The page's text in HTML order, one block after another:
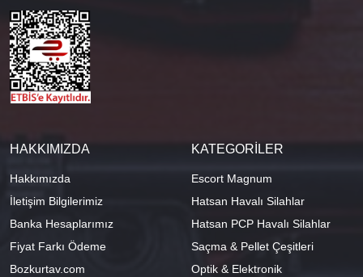
HAKKIMIZDA
Hakkımızda
İletişim Bilgilerimiz
Banka Hesaplarımız
Fiyat Farkı Ödeme
Bozkurtav.com
KATEGORİLER
Escort Magnum
Hatsan Havalı Silahlar
Hatsan PCP Havalı Silahlar
Saçma & Pellet Çeşitleri
Optik & Elektronik